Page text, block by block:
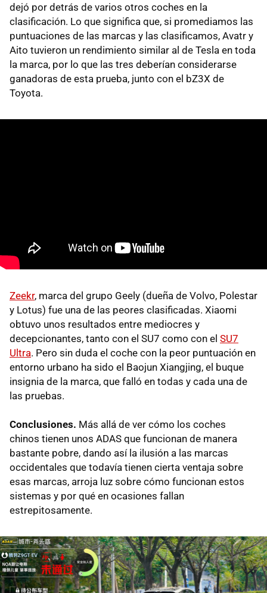
dejó por detrás de varios otros coches en la
clasificación. Lo que significa que, si promediamos las
puntuaciones de las marcas y las clasificamos, Avatr y
Aito tuvieron un rendimiento similar al de Tesla en toda
la marca, por lo que las tres deberían considerarse
ganadoras de esta prueba, junto con el bZ3X de
Toyota.
Zeekr, marca del grupo Geely (dueña de Volvo, Polestar
y Lotus) fue una de las peores clasificadas. Xiaomi
obtuvo unos resultados entre mediocres y
decepcionantes, tanto con el SU7 como con el SU7
Ultra. Pero sin duda el coche con la peor puntuación en
entorno urbano ha sido el Baojun Xiangjing, el buque
insignia de la marca, que falló en todas y cada una de
las pruebas.
Conclusiones. Más allá de ver cómo los coches
chinos tienen unos ADAS que funcionan de manera
bastante pobre, dando así la ilusión a las marcas
occidentales que todavía tienen cierta ventaja sobre
esas marcas, arroja luz sobre cómo funcionan estos
sistemas y por qué en ocasiones fallan
estrepitosamente.